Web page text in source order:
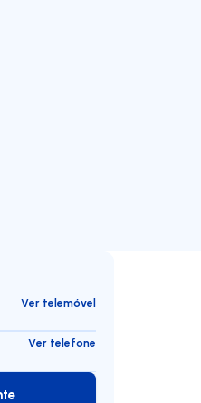
Ver telemóvel
Ver telefone